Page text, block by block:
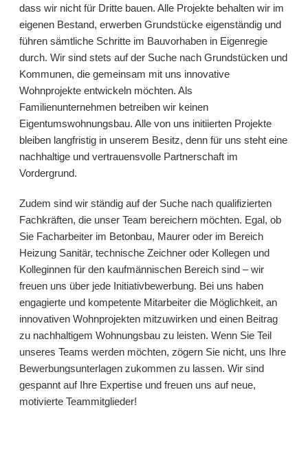
dass wir nicht für Dritte bauen. Alle Projekte behalten wir im
eigenen Bestand, erwerben Grundstücke eigenständig und
führen sämtliche Schritte im Bauvorhaben in Eigenregie
durch. Wir sind stets auf der Suche nach Grundstücken und
Kommunen, die gemeinsam mit uns innovative
Wohnprojekte entwickeln möchten. Als
Familienunternehmen betreiben wir keinen
Eigentumswohnungsbau. Alle von uns initiierten Projekte
bleiben langfristig in unserem Besitz, denn für uns steht eine
nachhaltige und vertrauensvolle Partnerschaft im
Vordergrund.
Zudem sind wir ständig auf der Suche nach qualifizierten
Fachkräften, die unser Team bereichern möchten. Egal, ob
Sie Facharbeiter im Betonbau, Maurer oder im Bereich
Heizung Sanitär, technische Zeichner oder Kollegen und
Kolleginnen für den kaufmännischen Bereich sind – wir
freuen uns über jede Initiativbewerbung. Bei uns haben
engagierte und kompetente Mitarbeiter die Möglichkeit, an
innovativen Wohnprojekten mitzuwirken und einen Beitrag
zu nachhaltigem Wohnungsbau zu leisten. Wenn Sie Teil
unseres Teams werden möchten, zögern Sie nicht, uns Ihre
Bewerbungsunterlagen zukommen zu lassen. Wir sind
gespannt auf Ihre Expertise und freuen uns auf neue,
motivierte Teammitglieder!